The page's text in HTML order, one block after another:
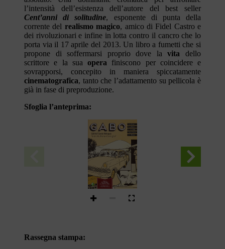
l’intensità dell’esistenza dell’autore del best seller
Cent’anni di solitudine, esponente di punta della
corrente del realismo magico, amico di Fidel Castro e
dei rivoluzionari e infine in lotta contro il cancro che lo
porta via il 17 aprile del 2013. Un libro a fumetti che si
propone di soffermarsi proprio dove lavita dello
scrittore e la sua opera finiscono per coincidere e
sovrapporsi, concepito in maniera spiccatamente
cinematografica, tanto che l’adattamento su pellicola è
già in fase di preproduzione.
Sfoglia l’anteprima:
Gabriel García Márquez
*memorie di una vita magica*
Óscar Pantoja
§Bustos
Felipe Camargo
Tatiana Córdoba
Julián Naranjo
MIGLIOR LIBRO
A FUMETTI
IN AMERICA LATINA
del Libro di Buenos Aires 2014
Rassegna stampa: